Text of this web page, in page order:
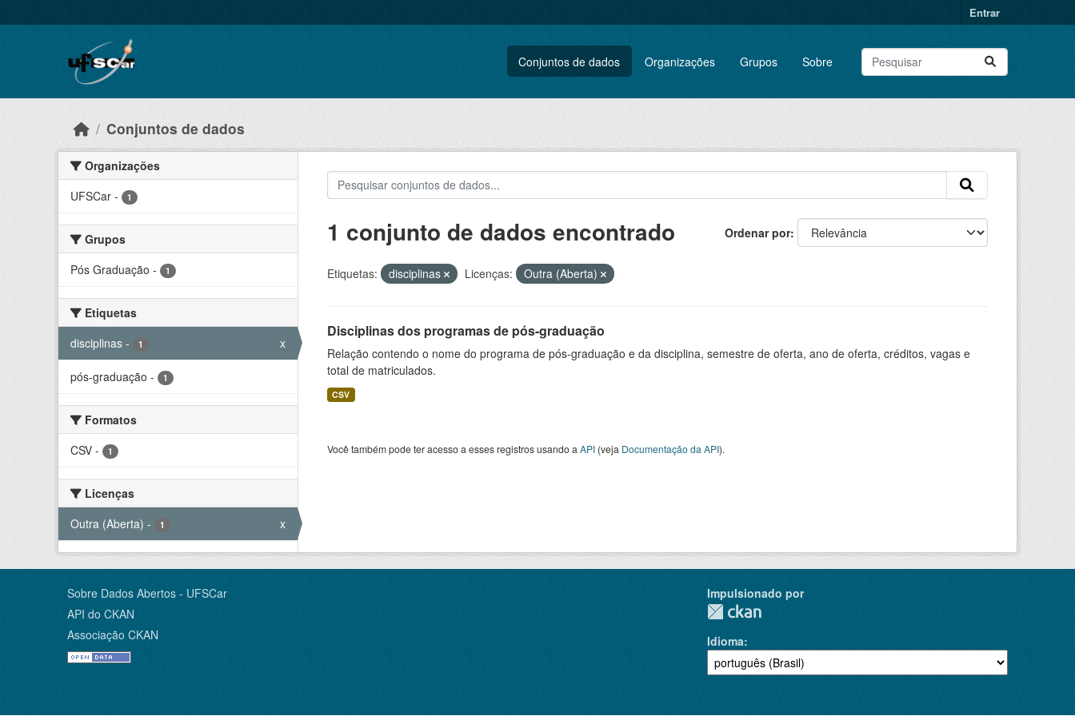
Entrar
Conjuntos de dados Organizações Grupos Sobre
Conjuntos de dados
Organizações
UFSCar - 1
Grupos
Pós Graduação - 1
Etiquetas
disciplinas - 1 x
pós-graduação - 1
Formatos
CSV - 1
Licenças
Outra (Aberta) - 1 x
Ordenar por
1 conjunto de dados encontrado
Etiquetas: disciplinas Licenças: Outra (Aberta)
Disciplinas dos programas de pós-graduação
Relação contendo o nome do programa de pós-graduação e da disciplina, semestre de oferta, ano de oferta, créditos, vagas e
total de matriculados.
CSV
Você também pode ter acesso a esses registros usando a API(veja Documentação da API).
Sobre Dados Abertos - UFSCar
API do CKAN
Associação CKAN
Impulsionado por
Idioma